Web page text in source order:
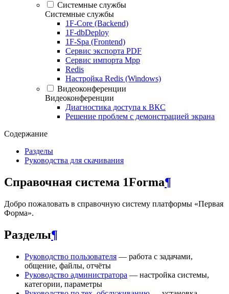
Системные службы
Системные службы
1F-Core (Backend)
1F-dbDeploy
1F-Spa (Frontend)
Сервис экспорта PDF
Сервис импорта Mpp
Redis
Настройка Redis (Windows)
Видеоконференции
Видеоконференции
Диагностика доступа к ВКС
Решение проблем с демонстрацией экрана
Содержание
Разделы
Руководства для скачивания
Справочная система 1Forma¶
Добро пожаловать в справочную систему платформы «Первая
Форма».
Разделы¶
Руководство пользователя — работа с задачами,
общение, файлы, отчёты
Руководство администратора — настройка системы,
категории, параметры